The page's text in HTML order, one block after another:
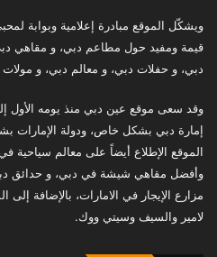
ويشكّل الموقع مبادرة إعلامية وبوابة
قيمة ومفيد حول مطاعم دبي، و مقاهي
دبي، و حفلات دبي، و معالم دبي، و
وقد سعى موقع عين دبي منذ يومه
إمارة دبي بشكل خاص، ودولة الإمارات
الموقع الإطلاع أيضاً على معالم
وأفضل مقاهي شيشة في دبي، و حدائق
مزارع الإيجار في الامارات، بالإضافة
لامير والسيف وسيتي ووك.